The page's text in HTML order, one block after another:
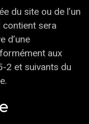
du site ou de l’un
contient sera
d’une
aux
2 et suivants du